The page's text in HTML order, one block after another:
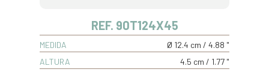
REF. 90T124X45
MEDIDA
Ø 12.4 cm / 4.88 "
ALTURA
4.5 cm / 1.77 "